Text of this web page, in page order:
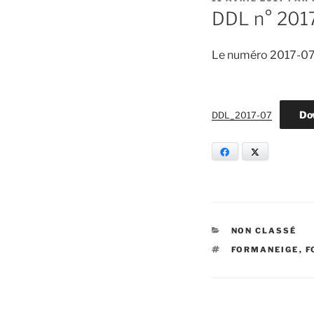
LE
DDL n°
Le numéro 2017-
DDL_2017-07
Facebook
CATÉGORIES
NON CLASSÉ
ÉTIQUETTES
FORMANEIGE ,